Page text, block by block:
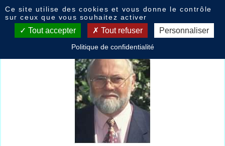
Alex FAIDHERBE
Ce site utilise des cookies et vous donne le contrôle
sur ceux que vous souhaitez activer
Tout accepter Tout refuser Personnaliser
Politique de confidentialité